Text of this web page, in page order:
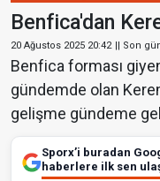
Benfica'dan
20 Ağustos 2025 20:42 || Son
Benfica forması
gündemde olan
gelişme gündeme
Sporx’i buradan
haberlere ilk sen